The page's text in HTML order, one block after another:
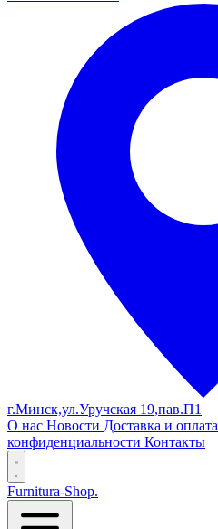
г.Минск,ул.Уручская 19,пав.П1
О нас Новости Доставка и оплата
конфиденциальности Контакты
Furnitura-Shop.